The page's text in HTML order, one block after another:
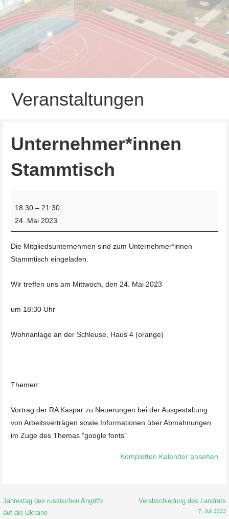
Veranstaltungen
Unternehmer*innen
Stammtisch
Stammtisch
18:30 – 21:30
24. Mai 2023
Die Mitgliedsunternehmen sind zum Unternehmer*innen
Stammtisch eingeladen.
Wir treffen uns am Mittwoch, den 24. Mai 2023
um 18:30 Uhr
Wohnanlage an der Schleuse, Haus 4 (orange)
Themen:
Vortrag der RA Kaspar zu Neuerungen bei der Ausgestaltung
von Arbeitsverträgen sowie Informationen über Abmahnungen
im Zuge des Themas "google fonts"
Kompletten Kalender ansehen
Beitragsnavigation
Jahrestag des russischen Angriffs
auf die Ukraine
Verabschiedung des Landrats
7. Juli 2023